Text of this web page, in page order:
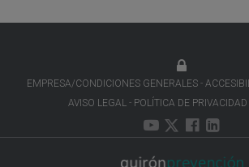
EMPRESA/CONDICIONES GENERALES
AVISO LEGAL
POLÍTICA DE PRIVACIDAD